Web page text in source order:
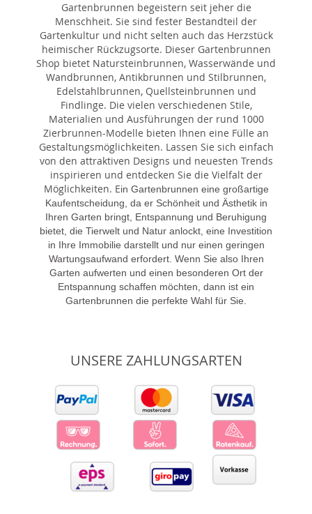
Gartenbrunnen begeistern seit jeher die
Menschheit. Sie sind fester Bestandteil der
Gartenkultur und nicht selten auch das Herzstück
heimischer Rückzugsorte. Dieser Gartenbrunnen
Shop bietet Natursteinbrunnen, Wasserwände und
Wandbrunnen, Antikbrunnen und Stilbrunnen,
Edelstahlbrunnen, Quellsteinbrunnen und
Findlinge. Die vielen verschiedenen Stile,
Materialien und Ausführungen der rund 1000
Zierbrunnen-Modelle bieten Ihnen eine Fülle an
Gestaltungsmöglichkeiten. Lassen Sie sich einfach
von den attraktiven Designs und neuesten Trends
inspirieren und entdecken Sie die Vielfalt der
Möglichkeiten. Ein Gartenbrunnen eine großartige
Kaufentscheidung, da er Schönheit und Ästhetik in
Ihren Garten bringt, Entspannung und Beruhigung
bietet, die Tierwelt und Natur anlockt, eine Investition
in Ihre Immobilie darstellt und nur einen geringen
Wartungsaufwand erfordert. Wenn Sie also Ihren
Garten aufwerten und einen besonderen Ort der
Entspannung schaffen möchten, dann ist ein
Gartenbrunnen die perfekte Wahl für Sie.
UNSERE ZAHLUNGSARTEN